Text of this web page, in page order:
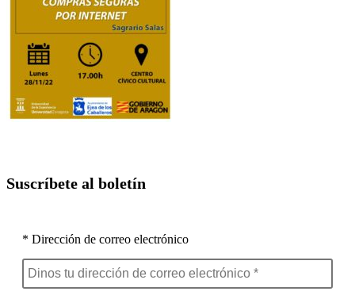
Suscríbete al boletín
* Dirección de correo electrónico